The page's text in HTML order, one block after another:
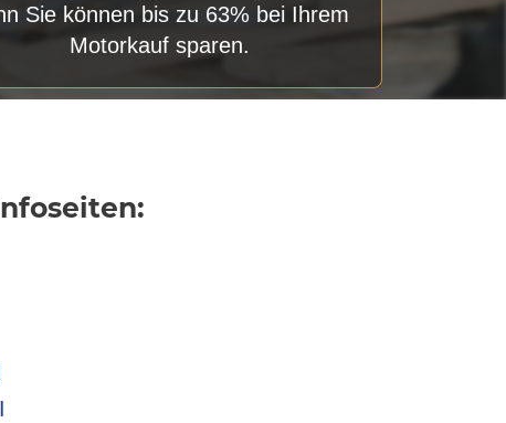
Sie können bis zu 63% bei Ihrem
Motorkauf sparen.